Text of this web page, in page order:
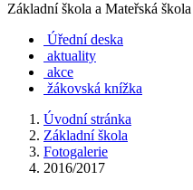
Základní škola a Mateřská
Úřední deska
aktuality
akce
žákovská knížka
Úvodní stránka
Základní škola
Fotogalerie
2016/2017